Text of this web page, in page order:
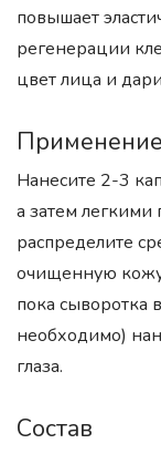
повышает
регенерации
цвет лица и
Применение
Нанесите 2-3
а затем
распределите
очищенную
пока сыворотка
необходимо)
глаза.
Состав